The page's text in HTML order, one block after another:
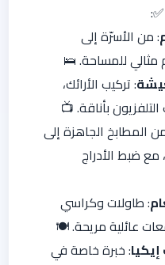
✅:
: من الأسرّة إلى
مثالي للمساحة. 🛌
: تركيب الأرائك،
بأناقة. 📺
المطابخ الجاهزة إلى
ضبط الأدراج
: طاولات وكراسي
عائلية مريحة. 🍽️
: خبرة خاصة في